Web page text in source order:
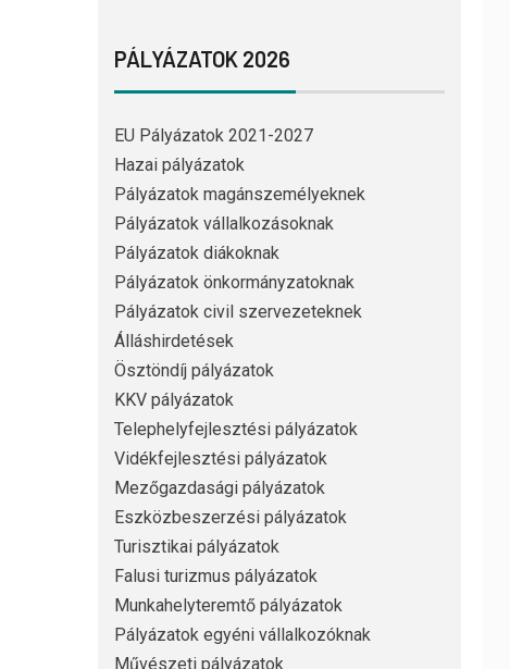
PÁLYÁZATOK 2026
EU Pályázatok 2021-2027
Hazai pályázatok
Pályázatok magánszemélyeknek
Pályázatok vállalkozásoknak
Pályázatok diákoknak
Pályázatok önkormányzatoknak
Pályázatok civil szervezeteknek
Álláshirdetések
Ösztöndíj pályázatok
KKV pályázatok
Telephelyfejlesztési pályázatok
Vidékfejlesztési pályázatok
Mezőgazdasági pályázatok
Eszközbeszerzési pályázatok
Turisztikai pályázatok
Falusi turizmus pályázatok
Munkahelyteremtő pályázatok
Pályázatok egyéni vállalkozóknak
Művészeti pályázatok